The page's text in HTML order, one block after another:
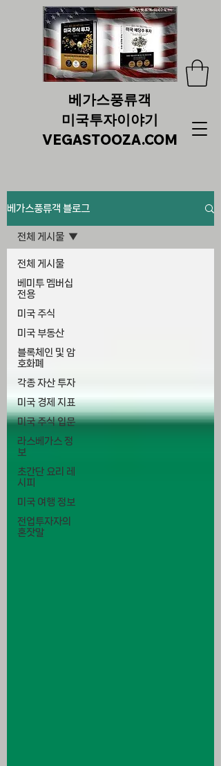
베가스풍류객
미국투자이야기
VEGASTOOZA.COM
베가스풍류객 블로그
전체 게시물
베미투 멤버십
전용
미국 주식
미국 부동산
블록체인 및 암
호화폐
각종 자산 투자
미국 경제 지표
미국 주식 입문
라스베가스 정
보
초간단 요리 레
시피
미국 여행 정보
전업투자자의
혼잣말
전체 게시물